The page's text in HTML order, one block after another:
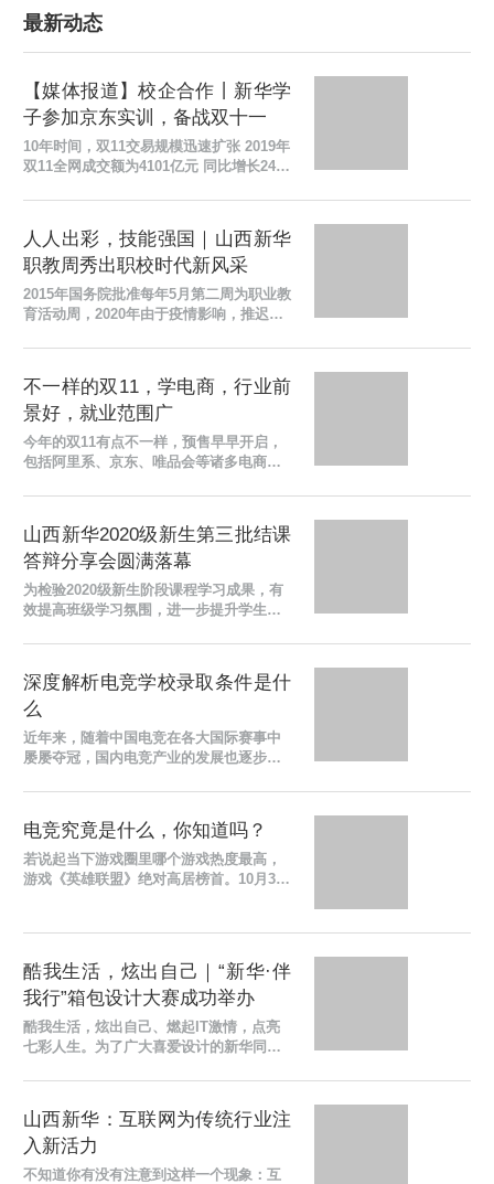
最新动态
【媒体报道】校企合作丨新华学
子参加京东实训，备战双十一
10年时间，双11交易规模迅速扩张 2019年
双11全网成交额为4101亿元 同比增长24%
既是购物者的狂欢 也是新华学子的盛宴 迎
人人出彩，技能强国｜山西新华
职教周秀出职校时代新风采
2015年国务院批准每年5月第二周为职业教
育活动周，2020年由于疫情影响，推迟到
动周。这是弘扬劳动光荣、技能宝贵、创
不一样的双11，学电商，行业前
景好，就业范围广
今年的双11有点不一样，预售早早开启，
包括阿里系、京东、唯品会等诸多电商平
款。清空购物车今晚好忙冲啊尾款人等众
多与今年忙碌的...
山西新华2020级新生第三批结课
答辩分享会圆满落幕
为检验2020级新生阶段课程学习成果，有
效提高班级学习氛围，进一步提升学生的
更好地促进学生的健康成长与未来发展。
近期，山西新华电...
深度解析电竞学校录取条件是什
么
近年来，随着中国电竞在各大国际赛事中
屡屡夺冠，国内电竞产业的发展也逐步走
改变。现在的电竞越来越受到了大众的关
注，不再是以前的...
电竞究竟是什么，你知道吗？
若说起当下游戏圈里哪个游戏热度最高，
游戏《英雄联盟》绝对高居榜首。10月31
同时，《英雄联盟...
酷我生活，炫出自己｜“新华·伴
我行”箱包设计大赛成功举办
酷我生活，炫出自己、燃起IT激情，点亮
七彩人生。为了广大喜爱设计的新华同学
业视野的广阔空间。近日，山西新华电脑
学校成功举办了新...
山西新华：互联网为传统行业注
入新活力
不知道你有没有注意到这样一个现象：互